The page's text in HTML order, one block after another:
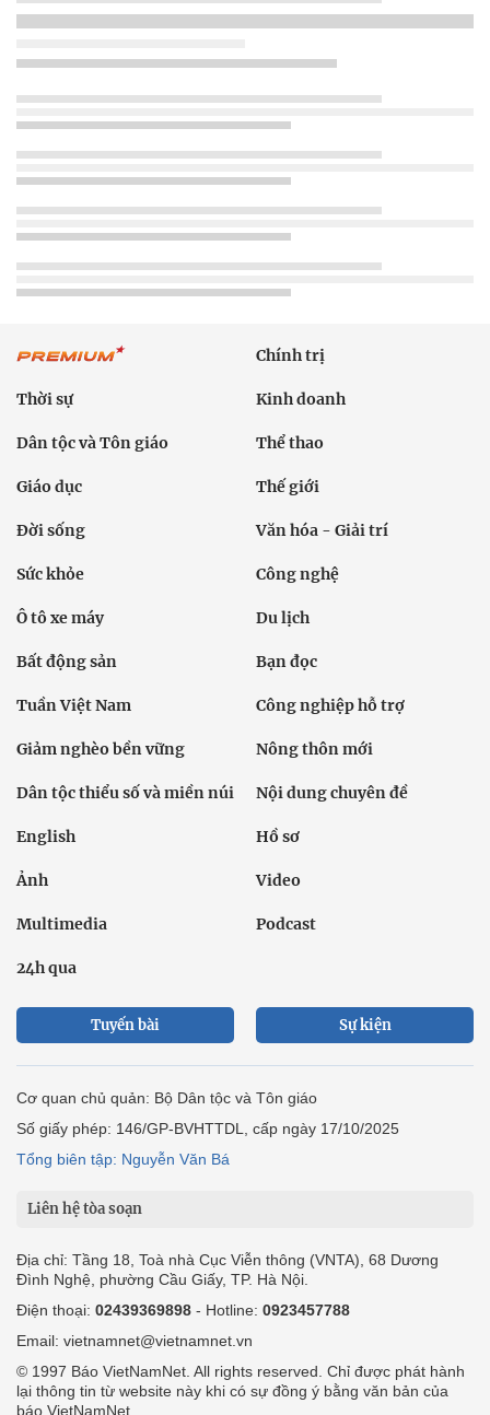
Chính trị
Thời sự Kinh doanh
Dân tộc và Tôn giáo Thể thao
Giáo dục Thế giới
Đời sống Văn hóa - Giải trí
Sức khỏe Công nghệ
Ô tô xe máy Du lịch
Bất động sản Bạn đọc
Tuần Việt Nam Công nghiệp hỗ trợ
Giảm nghèo bền vững Nông thôn mới
Dân tộc thiểu số và miền núi Nội dung chuyên đề
English Hồ sơ
Ảnh Video
Multimedia Podcast
24h qua
Tuyến bài Sự kiện
Cơ quan chủ quản: Bộ Dân tộc và Tôn giáo
Số giấy phép: 146/GP-BVHTTDL, cấp ngày 17/10/2025
Tổng biên tập: Nguyễn Văn Bá
Liên hệ tòa soạn
Địa chỉ: Tầng 18, Toà nhà Cục Viễn thông (VNTA), 68 Dương
Đình Nghệ, phường Cầu Giấy, TP. Hà Nội.
Điện thoại: 02439369898 - Hotline: 0923457788
Email: vietnamnet@vietnamnet.vn
© 1997 Báo VietNamNet. All rights reserved. Chỉ được phát hành
lại thông tin từ website này khi có sự đồng ý bằng văn bản của
báo VietNamNet.